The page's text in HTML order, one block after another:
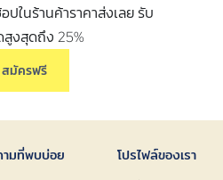
ปในร้านค้าราคาส่งเลย รับ
งสุดถึง 25%
สมัครฟรี
ามที่พบบ่อย โปรไฟล์ของเรา